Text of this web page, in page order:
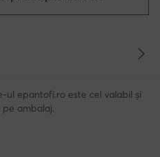
ul epantofi.ro este cel valabil și
ambalaj.